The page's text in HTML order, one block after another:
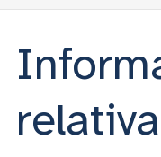
SEI UN DOCENTE O UN
ACCEDI A